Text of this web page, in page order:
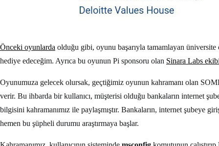
Önceki oyunlarda olduğu gibi, oyunu başarıyla tamamlayan
hediye edeceğim. Ayrıca bu oyunun Pi sponsoru olan Sinara Labs
Oyunumuza gelecek olursak, geçtiğimiz oyunun kahramanı olan
verir. Bu ihbarda bir kullanıcı, müşterisi olduğu bankaların internet
bilgisini kahramanımız ile paylaşmıştır. Bankaların, internet şubeye
hemen bu şüpheli durumu araştırmaya başlar.